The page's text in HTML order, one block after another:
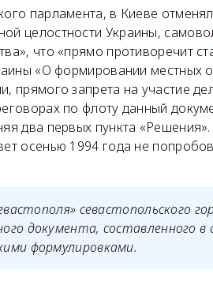
парламента, в Киеве
целостности Украины,
что «прямо противоречит
«О формировании местных
прямого запрета на участие
по флоту данный
два первых пункта
осенью 1994 года не
севастопольского
документа, составленного в
формулировками.